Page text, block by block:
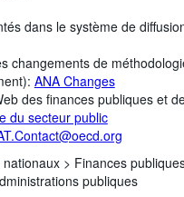
dans le système de
changements de
ANA Changes
des finances publiques et
du secteur public
> Finances
publiques